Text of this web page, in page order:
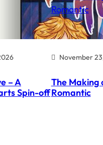
– A
Spin-off
November
The Making
Romantic